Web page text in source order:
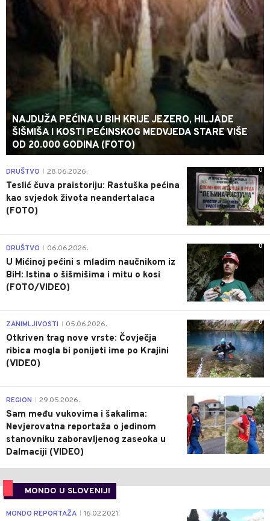
NAJDUŽA PEĆINA U BIH KRIJE JEZERO, HILJADE
ŠIŠMIŠA I KOSTI PEĆINSKOG MEDVJEDA STARE VIŠE
OD 20.000 GODINA (FOTO)
0
DRUŠTVO 28.06.2026.
Teslić čuva praistoriju: Rastuška pećina
kao svjedok života neandertalaca
(FOTO)
0
DRUŠTVO 06.06.2026.
U Mićinoj pećini s mladim naučnikom iz
BiH: Istina o šišmišima i mitu o kosi
(FOTO/VIDEO)
0
ZANIMLJIVOSTI 05.06.2026.
Otkriven trag nove vrste: Čovječja
ribica mogla bi ponijeti ime po Krajini
(VIDEO)
0
REGION 29.05.2026.
Sam među vukovima i šakalima:
Nevjerovatna reportaža o jedinom
stanovniku zaboravljenog zaseoka u
Dalmaciji (VIDEO)
MONDO U SLOVENIJI
4
MONDO REPORTAŽA 16.02.2021.